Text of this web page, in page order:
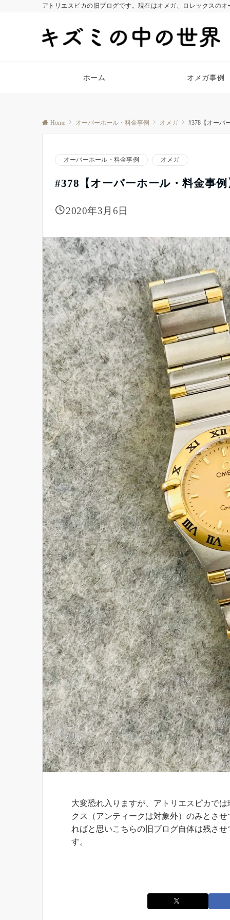
アトリエスピカの旧ブログです。現在はオメガ、ロレックスの
ホーム オメガ事例
Home オーバーホール・料金事例 オメガ #378【オーバ
オーバーホール・料金事例 オメガ
#378【オーバーホール・料金事
2020年3月6日
大変恐れ入りますが、アトリエスピカで
クス（アンティークは対象外）のみとさ
ればと思いこちらの旧ブログ自体は残さ
す。